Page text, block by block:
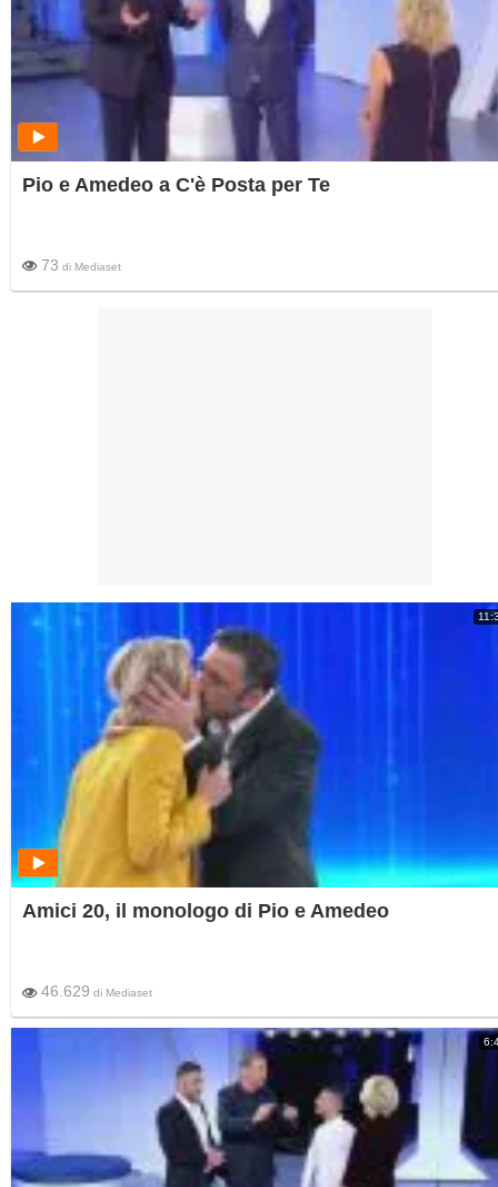
Pio e Amedeo a C'è Posta per Te
73 di Mediaset
Amici 20, il monologo di Pio e Amedeo
46.629 di Mediaset